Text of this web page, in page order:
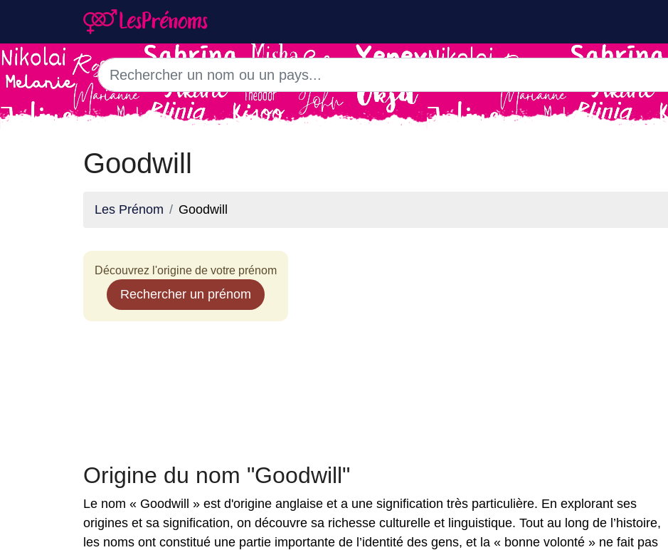
Goodwill
Les Prénom Goodwill
Découvrez l'origine de votre prénom
Rechercher un prénom
Origine du nom "Goodwill"
Le nom « Goodwill » est d'origine anglaise et a une signification très particulière. En explorant ses
origines et sa signification, on découvre sa richesse culturelle et linguistique. Tout au long de l’histoire,
les noms ont constitué une partie importante de l’identité des gens, et la « bonne volonté » ne fait pas